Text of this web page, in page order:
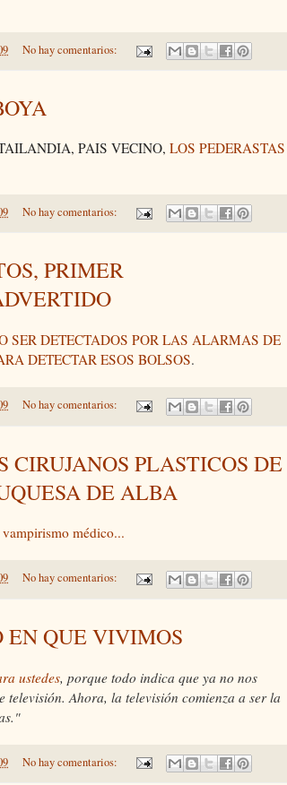
No hay comentarios:
PAIS VECINO, LOS PEDERASTAS
No hay comentarios:
PRIMER
SER DETECTADOS POR LAS ALARMAS DE
DETECTAR ESOS BOLSOS.
No hay comentarios:
CIRUJANOS PLASTICOS DE
DE ALBA
médico...
No hay comentarios:
EN QUE VIVIMOS
ustedes, porque todo indica que ya no nos
Ahora, la televisión comienza a ser la
No hay comentarios: